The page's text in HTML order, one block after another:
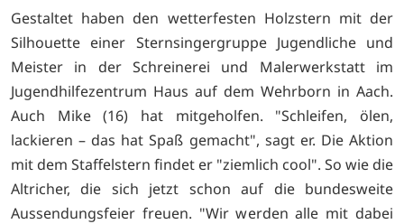
Gestaltet haben den wetterfesten Holzstern mit der
Silhouette einer Sternsingergruppe Jugendliche und
Meister in der Schreinerei und Malerwerkstatt im
Jugendhilfezentrum Haus auf dem Wehrborn in Aach.
Auch Mike (16) hat mitgeholfen. "Schleifen, ölen,
lackieren – das hat Spaß gemacht", sagt er. Die Aktion
mit dem Staffelstern findet er "ziemlich cool". So wie die
Altricher, die sich jetzt schon auf die bundesweite
Aussendungsfeier freuen. "Wir werden alle mit dabei